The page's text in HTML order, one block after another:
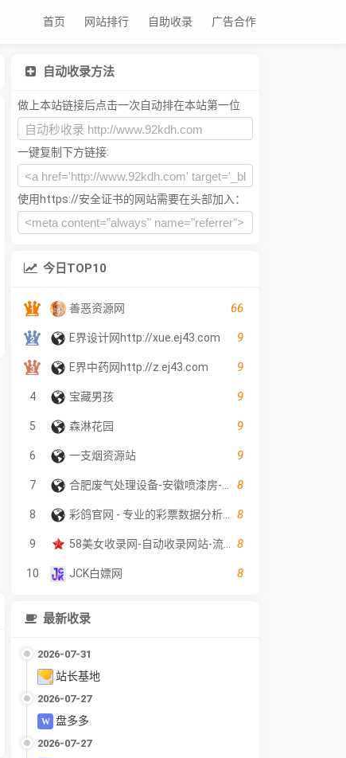
首页 网站排行 自助收录 广告合作
自动收录方法
做上本站链接后点击一次自动排在本站第一位
一键复制下方链接:
使用https://安全证书的网站需要在头部加入：
今日TOP10
善恶资源网 66
E界设计网http://xue.ej43.com 9
E界中药网http://z.ej43.com 9
4 宝藏男孩 9
5 森淋花园 9
6 一支烟资源站 9
7 8
8 8
9 8
10 JCK白嫖网 8
最新收录
2026-07-31
站长基地
2026-07-27
盘多多
2026-07-27